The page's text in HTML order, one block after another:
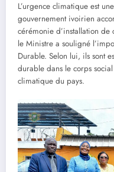
L’urgence climatique est
gouvernement ivoirien
cérémonie d’installation de
le Ministre a souligné
Durable. Selon lui, ils sont
durable dans le corps
climatique du pays.